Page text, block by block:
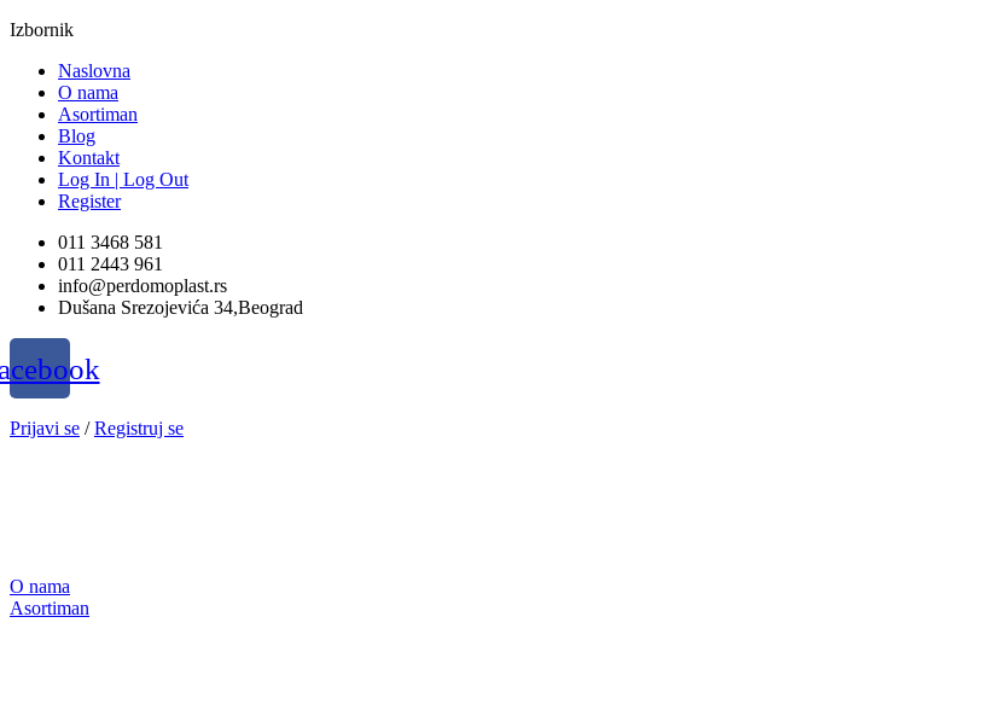
Izbornik
Naslovna
O nama
Asortiman
Blog
Kontakt
Log In | Log Out
Register
011 3468 581
011 2443 961
info@perdomoplast.rs
Dušana Srezojevića 34,Beograd
Prijavi se /Registruj se
O nama
Asortiman